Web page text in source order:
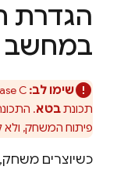
הגדרת
במחשב
שימו לב: C++
תכונתבטא.
פיתוח המשחק, ולא
כשיוצרים